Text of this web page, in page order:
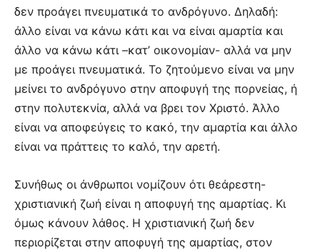
δεν προάγει πνευματικά το ανδρόγυνο. Δηλαδή:
άλλο είναι να κάνω κάτι και να είναι αμαρτία και
άλλο να κάνω κάτι –κατ’ οικονομίαν- αλλά να μην
με προάγει πνευματικά. Το ζητούμενο είναι να μην
μείνει το ανδρόγυνο στην αποφυγή της πορνείας, ή
στην πολυτεκνία, αλλά να βρει τον Χριστό. Άλλο
είναι να αποφεύγεις το κακό, την αμαρτία και άλλο
είναι να πράττεις το καλό, την αρετή.
Συνήθως οι άνθρωποι νομίζουν ότι θεάρεστη-
χριστιανική ζωή είναι η αποφυγή της αμαρτίας. Κι
όμως κάνουν λάθος. Η χριστιανική ζωή δεν
περιορίζεται στην αποφυγή της αμαρτίας, στον